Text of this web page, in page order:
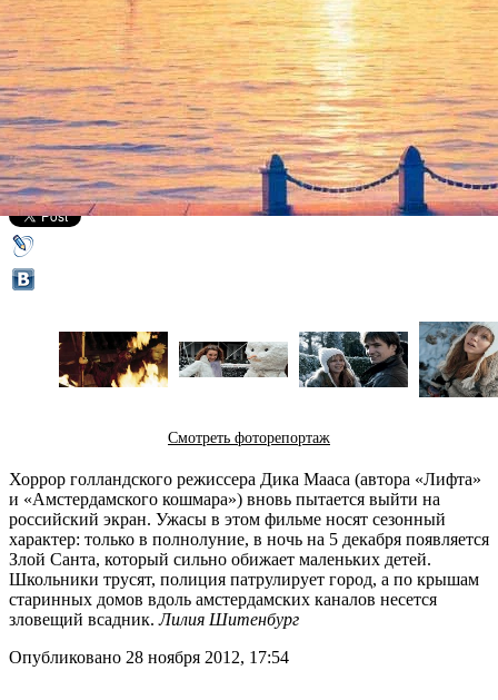
Кровавый Санта
04 декабря 2012, вторник-26 декабря 2012, среда
Версия для печати
Все кино
Смотреть фоторепортаж
Хоррор голландского режиссера Дика Мааса (автора «Лифта»
и «Амстердамского кошмара») вновь пытается выйти на
российский экран. Ужасы в этом фильме носят сезонный
характер: только в полнолуние, в ночь на 5 декабря появляется
Злой Санта, который сильно обижает маленьких детей.
Школьники трусят, полиция патрулирует город, а по крышам
старинных домов вдоль амстердамских каналов несется
зловещий всадник.Лилия Шитенбург
Опубликовано 28 ноября 2012, 17:54